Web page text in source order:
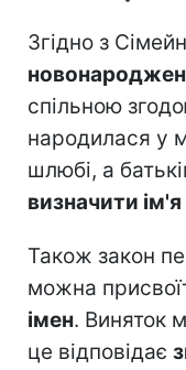
Згідно з
спільною
народилася у
шлюбі, а
визначити
Також закон
можна
імен. Виняток
це відповідає